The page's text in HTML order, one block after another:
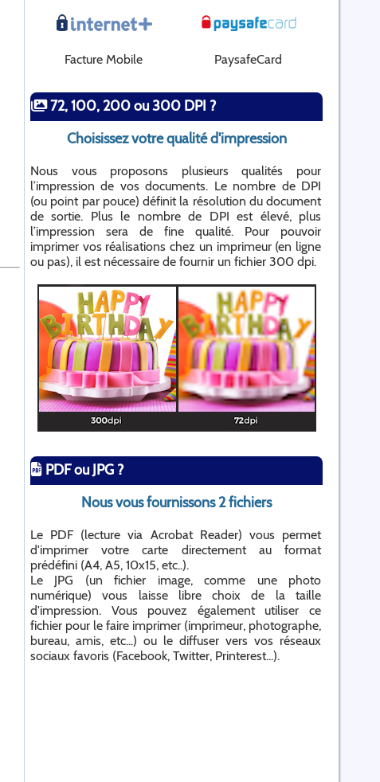
Facture Mobile PaysafeCard
72, 100, 200 ou 300 DPI ?
Choisissez votre qualité d'impression
Nous vous proposons plusieurs qualités pour
l’impression de vos documents. Le nombre de DPI
(ou point par pouce) définit la résolution du document
de sortie. Plus le nombre de DPI est élevé, plus
l’impression sera de fine qualité. Pour pouvoir
imprimer vos réalisations chez un imprimeur (en ligne
ou pas), il est nécessaire de fournir un fichier 300 dpi.
PDF ou JPG ?
Nous vous fournissons 2 fichiers
Le PDF (lecture via Acrobat Reader) vous permet
d'imprimer votre carte directement au format
prédéfini (A4, A5, 10x15, etc..).
Le JPG (un fichier image, comme une photo
numérique) vous laisse libre choix de la taille
d'impression. Vous pouvez également utiliser ce
fichier pour le faire imprimer (imprimeur, photographe,
bureau, amis, etc...) ou le diffuser vers vos réseaux
sociaux favoris (Facebook, Twitter, Printerest...).